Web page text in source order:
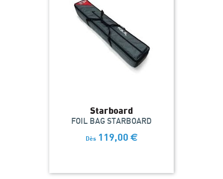
Starboard
FOIL BAG STARBOARD
Dès 119,00 €